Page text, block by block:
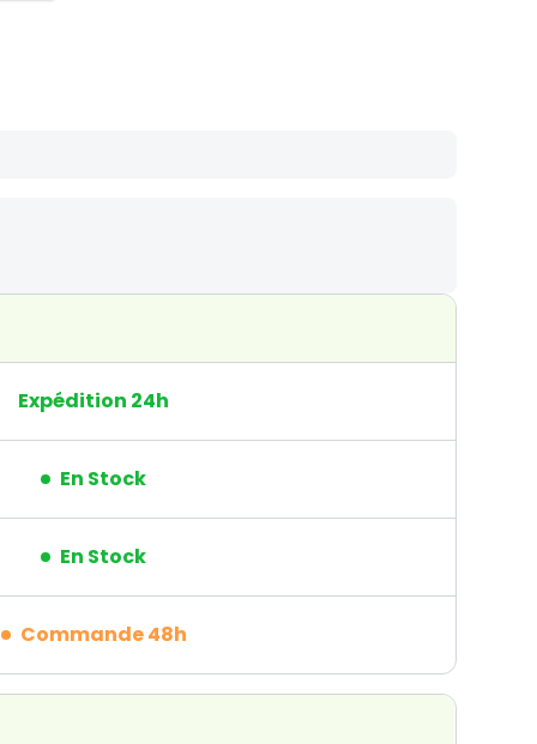
Expédition 24h
En Stock
En Stock
Commande 48h